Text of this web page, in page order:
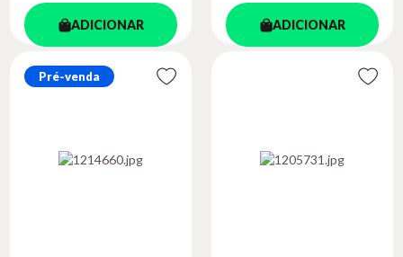
ADICIONAR ADICIONAR
Pré-venda